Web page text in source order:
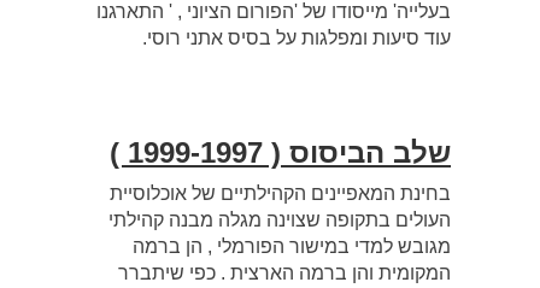
בעלייה' מייסודו של 'הפורום הציוני , ' התארגנו
עוד סיעות ומפלגות על בסיס אתני רוסי.
שלב הביסוס ( 1999-1997 )
בחינת המאפיינים הקהילתיים של אוכלוסיית
העולים בתקופה שצוינה מגלה מבנה קהילתי
מגובש למדי במישור הפורמלי , הן ברמה
המקומית והן ברמה הארצית . כפי שיתברר